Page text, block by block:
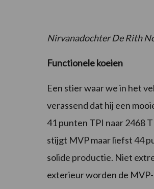
Nirvanadochter De Rith
Functionele koeien
Een stier waar we in het
verassend dat hij een
41 punten TPI naar 2468
stijgt MVP maar liefst 44
solide productie. Niet
exterieur worden de